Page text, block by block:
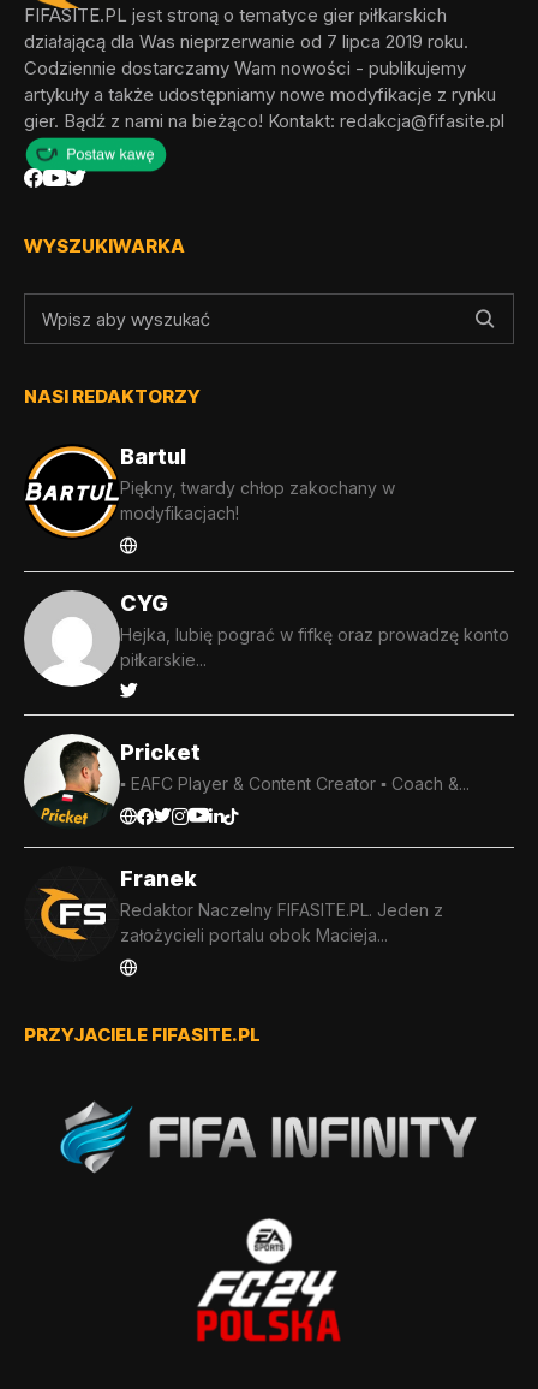
FIFASITE.PL jest stroną o tematyce gier piłkarskich
działającą dla Was nieprzerwanie od 7 lipca 2019 roku.
Codziennie dostarczamy Wam nowości - publikujemy
artykuły a także udostępniamy nowe modyfikacje z rynku
gier. Bądź z nami na bieżąco! Kontakt: redakcja@fifasite.pl
WYSZUKIWARKA
NASI REDAKTORZY
Bartul
Piękny, twardy chłop zakochany w
modyfikacjach!
CYG
Hejka, lubię pograć w fifkę oraz prowadzę konto
piłkarskie...
Pricket
▪️ EAFC Player & Content Creator ▪️ Coach &...
Franek
Redaktor Naczelny FIFASITE.PL. Jeden z
założycieli portalu obok Macieja...
PRZYJACIELE FIFASITE.PL